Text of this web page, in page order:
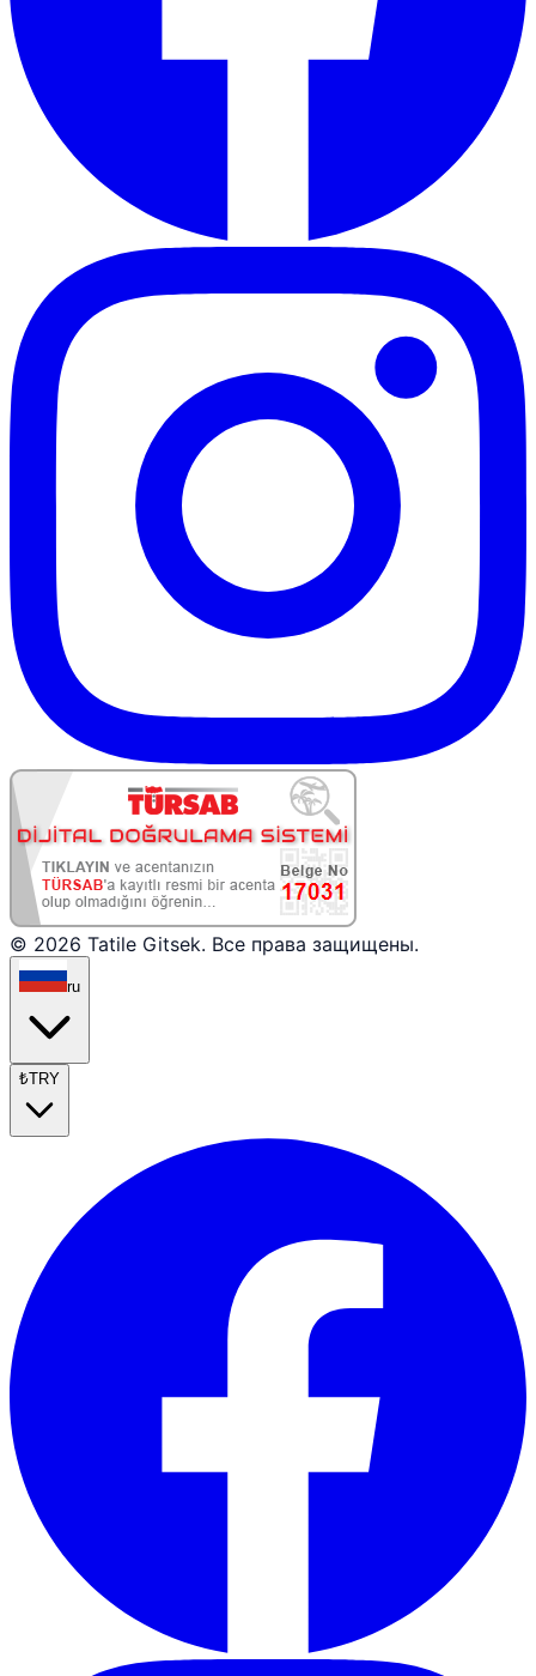
© 2026 Tatile Gitsek. Все права защищены.
ru
₺TRY